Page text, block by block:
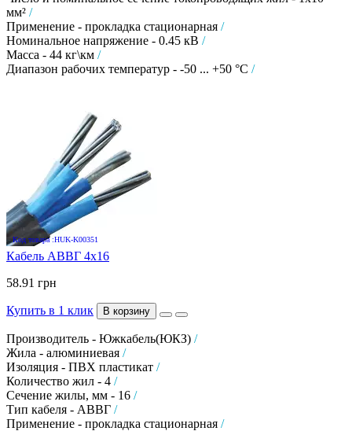
мм² /
Применение - прокладка стационарная /
Номинальное напряжение - 0.45 кВ /
Масса - 44 кг\км /
Диапазон рабочих температур - -50 ... +50 °C /
Код товара :HUK-K00351
Кабель АВВГ 4х16
58.91 грн
Купить в 1 клик В корзину
Производитель - Южкабель(ЮКЗ) /
Жила - алюминиевая /
Изоляция - ПВХ пластикат /
Количество жил - 4 /
Сечение жилы, мм - 16 /
Тип кабеля - АВВГ /
Применение - прокладка стационарная /